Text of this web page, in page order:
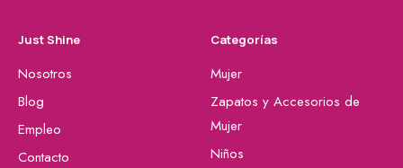
Just Shine
Nosotros
Blog
Empleo
Contacto
Categorías
Mujer
Zapatos y Accesorios de
Mujer
Niños